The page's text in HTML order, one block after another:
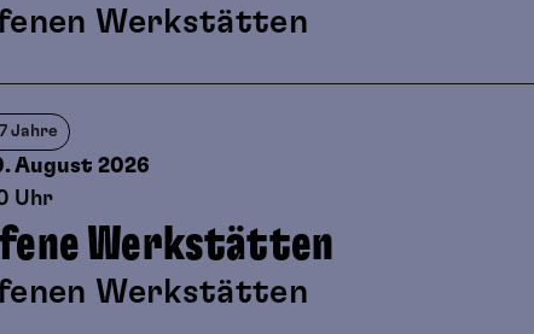
Werkstätten
Jahre
August2026
Uhr
Werkstätten
Werkstätten